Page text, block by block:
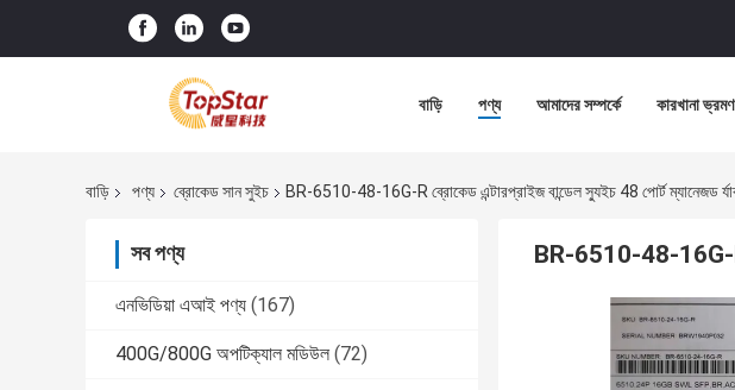
বাড়ি পণ্য আমাদের সম্পর্কে কারখানা ভ্রমণ
বাড়ি পণ্য ব্রোকেড সান সুইচ BR-6510-48-16G-R ব্রোকেড এন্টারপ্রাইজ বান্ডেল স্যুইচ 48 পোর্ট ম্যানেজড
সব পণ্য
এনভিডিয়া এআই পণ্য (167)
400G/800G অপটিক্যাল মডিউল (72)
BR-6510-48-16G-R